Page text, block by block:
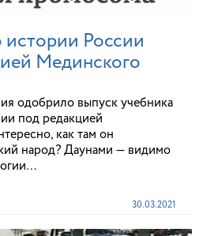
истории России
Мединского
одобрило выпуск учебника
под редакцией
как там он
народ? Даунами — видимо
30.03.2021